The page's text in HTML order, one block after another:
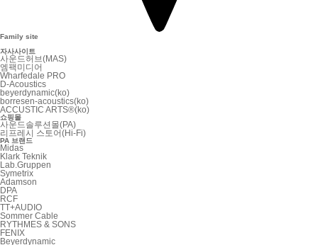
Family site
자사사이트
사운드허브(MAS)
엠팩미디어
Wharfedale PRO
D-Acoustics
beyerdynamic(ko)
borresen-acoustics(ko)
ACCUSTIC ARTS®(ko)
쇼핑몰
사운드솔루션몰(PA)
리프레시 스토어(Hi-Fi)
PA 브랜드
Midas
Klark Teknik
Lab.Gruppen
Symetrix
Adamson
DPA
RCF
TT+AUDIO
Sommer Cable
RYTHMES & SONS
FENIX
Beyerdynamic